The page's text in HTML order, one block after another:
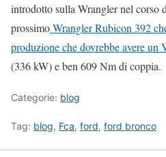
introdotto sulla Wrangler nel corso
prossimoWrangler Rubicon 392
produzione che dovrebbe avere un
(336 kW) e ben 609 Nm di coppia.
Categorie: blog
Tag: blog, Fca, ford, ford bronco